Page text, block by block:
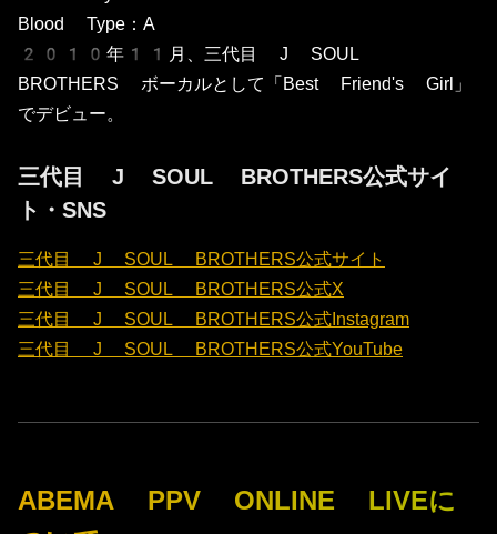
Blood Type：A
2010年11月、三代目 J SOUL
BROTHERS ボーカルとして「Best Friend's Girl」
でデビュー。
三代目 J SOUL BROTHERS公式サイ
ト・SNS
三代目 J SOUL BROTHERS公式サイト
三代目 J SOUL BROTHERS公式X
三代目 J SOUL BROTHERS公式Instagram
三代目 J SOUL BROTHERS公式YouTube
ABEMA PPV ONLINE LIVEに